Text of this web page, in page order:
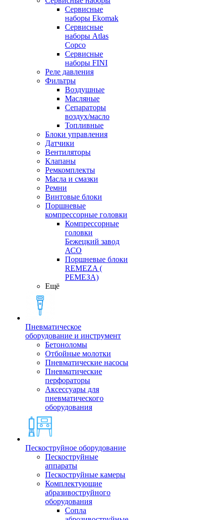
Сервисные
наборы Ekomak
Cервисные
наборы Atlas
Copco
Сервисные
наборы FINI
Реле давления
Фильтры
Воздушные
Масляные
Сепараторы
воздух/масло
Топливные
Блоки управления
Датчики
Вентиляторы
Клапаны
Ремкомплекты
Масла и смазки
Ремни
Винтовые блоки
Поршневые
компрессорные головки
Компрессорные
головки
Бежецкий завод
АСО
Поршневые блоки
REMEZA (
РЕМЕЗА)
Ещё
Пневматическое
оборудование и инструмент
Бетоноломы
Отбойные молотки
Пневматические насосы
Пневматические
перфораторы
Аксессуары для
пневматического
оборудования
Пескоструйное оборудование
Пескоструйные
аппараты
Пескоструйные камеры
Комплектующие
абразивоструйного
оборудования
Сопла